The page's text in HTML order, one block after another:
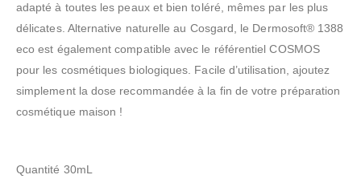
adapté à toutes les peaux et bien toléré, mêmes par les plus
délicates. Alternative naturelle au Cosgard, le Dermosoft® 1388
eco est également compatible avec le référentiel COSMOS
pour les cosmétiques biologiques. Facile d’utilisation, ajoutez
simplement la dose recommandée à la fin de votre préparation
cosmétique maison !
Quantité 30mL